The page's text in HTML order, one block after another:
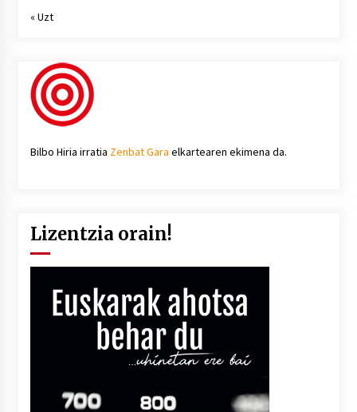
« Uzt
Bilbo Hiria irratia Zenbat Gara elkartearen ekimena da.
Lizentzia orain!